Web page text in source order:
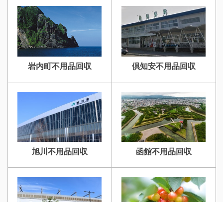
砂川不用品回収 帯広・十勝不用品回収
登別不用品回収 伊達市不用品回収
名寄市不用品回収 士別市不用品回収
岩内町不用品回収 倶知安不用品回収
旭川不用品回収 函館不用品回収